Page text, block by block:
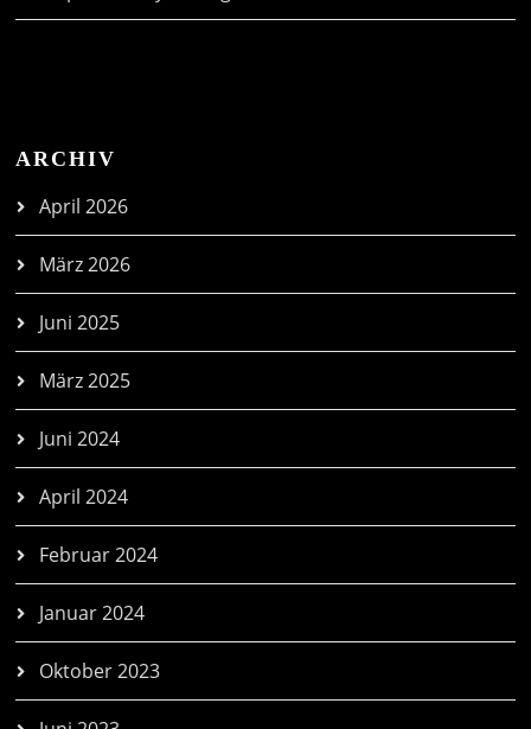
ARCHIV
April 2026
März 2026
Juni 2025
März 2025
Juni 2024
April 2024
Februar 2024
Januar 2024
Oktober 2023